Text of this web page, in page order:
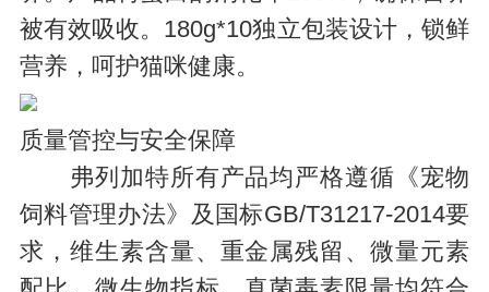
被有效吸收。180g*10独立包装设计，锁鲜
营养，呵护猫咪健康。
质量管控与安全保障
弗列加特所有产品均严格遵循《宠物
饲料管理办法》及国标GB/T31217-2014要
求，维生素含量、重金属残留、微量元素